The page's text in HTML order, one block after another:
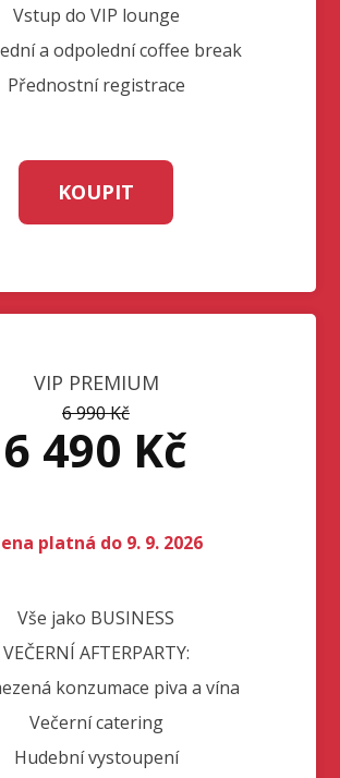
Vstup do VIP lounge
a odpolední coffee break
Přednostní registrace
KOUPIT
VIP PREMIUM
6 990 Kč
6 490 Kč
platná do 9. 9. 2026
Vše jako BUSINESS
VEČERNÍ AFTERPARTY:
konzumace piva a vína
Večerní catering
Hudební vystoupení